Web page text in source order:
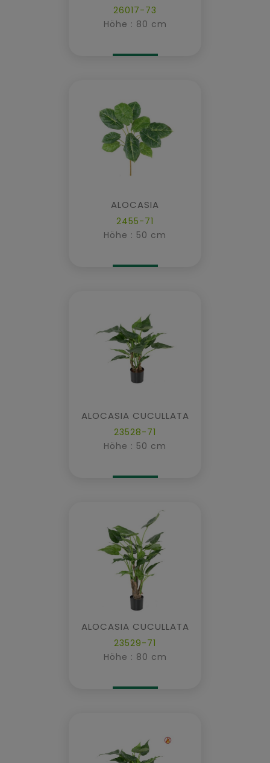
26017-73
Höhe : 80 cm
ALOCASIA
2455-71
Höhe : 50 cm
ALOCASIA CUCULLATA
23528-71
Höhe : 50 cm
ALOCASIA CUCULLATA
23529-71
Höhe : 80 cm